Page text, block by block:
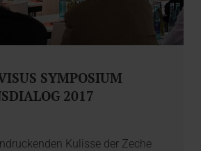
SYMPOSIUM
2017
Kulisse der Zeche